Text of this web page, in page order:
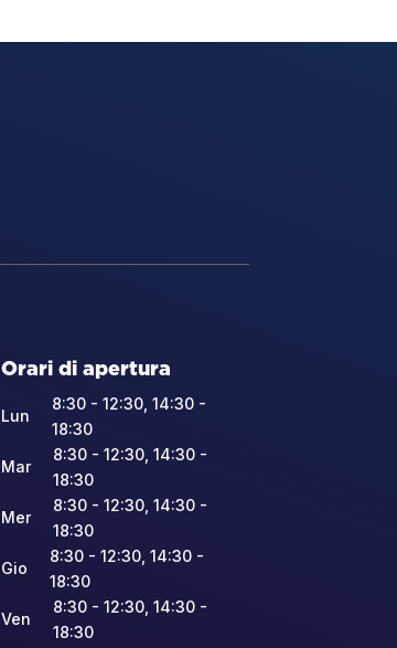
Orari di apertura
Lun
8:30 - 12:30, 14:30 -
18:30
Mar
8:30 - 12:30, 14:30 -
18:30
Mer
8:30 - 12:30, 14:30 -
18:30
Gio
8:30 - 12:30, 14:30 -
18:30
Ven
8:30 - 12:30, 14:30 -
18:30